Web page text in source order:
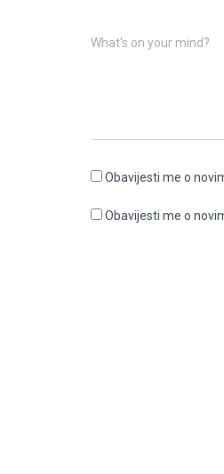
What's on your mind?
Obavijesti me o
Obavijesti me o